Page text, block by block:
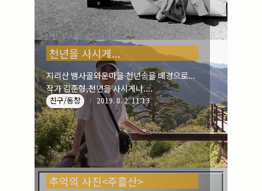
천년을 사시게...
지리산 뱀사골와운마을 천년송을 배경으로...
작가 김준형,천년을 사시게나....
친구/동창 2019. 8. 2. 11:13
추억의 사진<주흘산>